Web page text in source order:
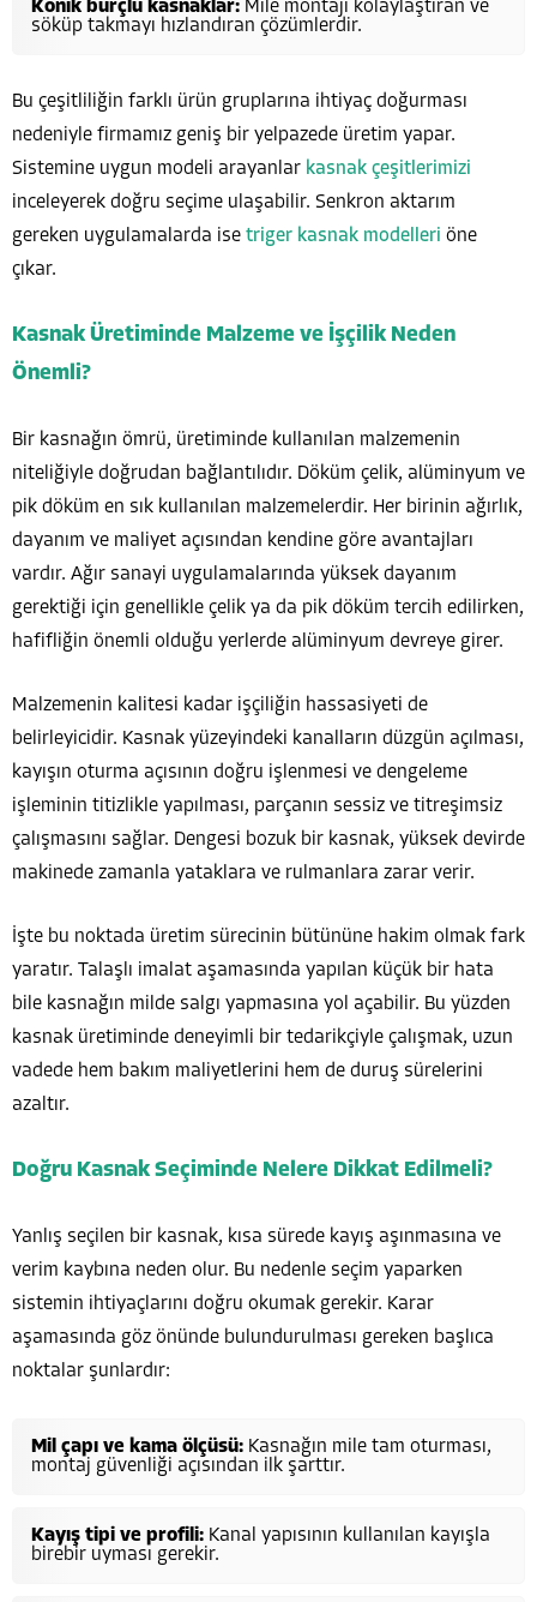
Konik burçlu kasnaklar: Mile montajı kolaylaştıran ve
söküp takmayı hızlandıran çözümlerdir.
Bu çeşitliliğin farklı ürün gruplarına ihtiyaç doğurması
nedeniyle firmamız geniş bir yelpazede üretim yapar.
Sistemine uygun modeli arayanlar kasnak çeşitlerimizi
inceleyerek doğru seçime ulaşabilir. Senkron aktarım
gereken uygulamalarda ise triger kasnak modelleri öne
çıkar.
Kasnak Üretiminde Malzeme ve İşçilik Neden
Önemli?
Bir kasnağın ömrü, üretiminde kullanılan malzemenin
niteliğiyle doğrudan bağlantılıdır. Döküm çelik, alüminyum ve
pik döküm en sık kullanılan malzemelerdir. Her birinin ağırlık,
dayanım ve maliyet açısından kendine göre avantajları
vardır. Ağır sanayi uygulamalarında yüksek dayanım
gerektiği için genellikle çelik ya da pik döküm tercih edilirken,
hafifliğin önemli olduğu yerlerde alüminyum devreye girer.
Malzemenin kalitesi kadar işçiliğin hassasiyeti de
belirleyicidir. Kasnak yüzeyindeki kanalların düzgün açılması,
kayışın oturma açısının doğru işlenmesi ve dengeleme
işleminin titizlikle yapılması, parçanın sessiz ve titreşimsiz
çalışmasını sağlar. Dengesi bozuk bir kasnak, yüksek devirde
makinede zamanla yataklara ve rulmanlara zarar verir.
İşte bu noktada üretim sürecinin bütününe hakim olmak fark
yaratır. Talaşlı imalat aşamasında yapılan küçük bir hata
bile kasnağın milde salgı yapmasına yol açabilir. Bu yüzden
kasnak üretiminde deneyimli bir tedarikçiyle çalışmak, uzun
vadede hem bakım maliyetlerini hem de duruş sürelerini
azaltır.
Doğru Kasnak Seçiminde Nelere Dikkat Edilmeli?
Yanlış seçilen bir kasnak, kısa sürede kayış aşınmasına ve
verim kaybına neden olur. Bu nedenle seçim yaparken
sistemin ihtiyaçlarını doğru okumak gerekir. Karar
aşamasında göz önünde bulundurulması gereken başlıca
noktalar şunlardır:
Mil çapı ve kama ölçüsü: Kasnağın mile tam oturması,
montaj güvenliği açısından ilk şarttır.
Kayış tipi ve profili: Kanal yapısının kullanılan kayışla
birebir uyması gerekir.